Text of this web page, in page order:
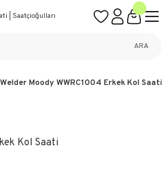
ÜRÜN GARANTİSİ
ARA
Welder Moody WWRC1004 Erkek Kol Saati
Kol Saati